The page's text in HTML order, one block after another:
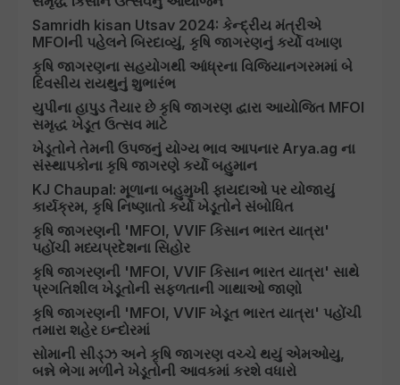
Samridh kisan Utsav 2024: કેન્દ્રીય મંત્રીએ
MFOIની પહેલને બિરદાવ્યું, કૃષિ જાગરણનું કર્યો વખાણ
કૃષિ જાગરણના સહયોગથી આંધ્રના વિજિયાનગરમમાં બે
દિવસીય રાયથુનું શુભારંભ
યુપીના હાપુડ તૈયાર છે કૃષિ જાગરણ દ્વારા આયોજિત MFOI
સમૃદ્ધ ખેડૂત ઉત્સવ માટે
ખેડૂતોને તેમની ઉપજનું યોગ્ય ભાવ આપનાર Arya.ag ના
સંસ્થાપકોના કૃષિ જાગરણે કર્યો બહુમાન
KJ Chaupal: મૂળાના બહુમુખી ફાયદાઓ પર યોજાયું
કાર્યક્રમ, કૃષિ નિષ્ણાતો કર્યો ખેડૂતોને સંબોધિત
કૃષિ જાગરણની 'MFOI, VVIF કિસાન ભારત યાત્રા'
પહોંચી મધ્યપ્રદેશના સિહોર
કૃષિ જાગરણની 'MFOI, VVIF કિસાન ભારત યાત્રા' સાથે
પ્રગતિશીલ ખેડૂતોની સફળતાની ગાથાઓ જાણો
કૃષિ જાગરણની 'MFOI, VVIF ખેડૂત ભારત યાત્રા' પહોંચી
તમારા શહેર ઇન્દોરમાં
સોમાની સીડ્ઝ અને કૃષિ જાગરણ વચ્ચે થયું એમઓયુ,
બન્ને ભેગા મળીને ખેડૂતોની આવકમાં કરશે વધારો